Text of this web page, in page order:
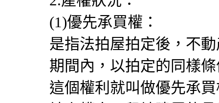
(1)優先承買權：
是指法拍屋拍定後，不
期間內，以拍定的同樣
這個權利就叫做優先承